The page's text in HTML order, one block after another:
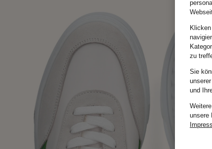
zu
Sie
und
unsere